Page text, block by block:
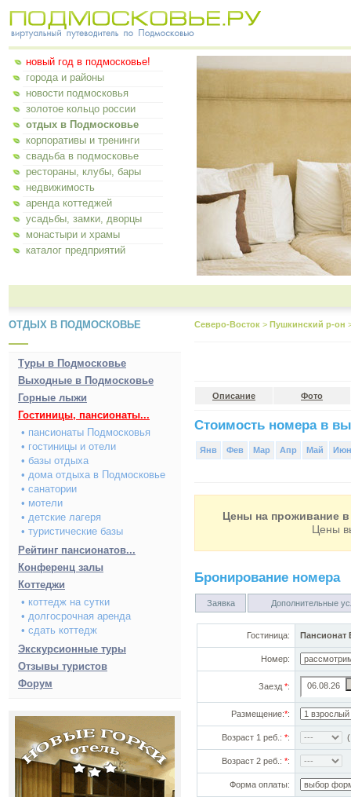
новый год в подмосковье!
города и районы
новости подмосковья
золотое кольцо россии
отдых в Подмосковье
корпоративы и тренинги
свадьба в подмосковье
рестораны, клубы, бары
недвижимость
аренда коттеджей
усадьбы, замки, дворцы
монастыри и храмы
каталог предприятий
ОТДЫХ В ПОДМОСКОВЬЕ
Туры в Подмосковье
Выходные в Подмосковье
Горные лыжи
Гостиницы, пансионаты...
• пансионаты Подмосковья
• гостиницы и отели
• базы отдыха
• дома отдыха в Подмосковье
• санатории
• мотели
• детские лагеря
• туристические базы
Рейтинг пансионатов...
Конференц залы
Коттеджи
• коттедж на сутки
• долгосрочная аренда
• сдать коттедж
Экскурсионные туры
Отзывы туристов
Форум
Северо-Восток > Пушкинский р-он
Описание Фото
Стоимость номера в
Янв Фев Мар Апр Май Июн
Цены на проживание в
Цены
Бронирование номера
Заявка Дополнительные
Гостиница: Пансионат
Номер:
Заезд *:
Размещение:*:
Возраст 1 реб.: *:
Возраст 2 реб.: *:
Форма оплаты: